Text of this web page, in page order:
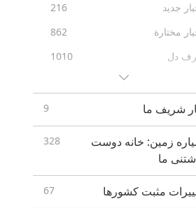
جدید
216
مختارة
862
دل
1010
شریف ما 9
زمین: خانه دوست
ما
328
مثبت کشورها 67